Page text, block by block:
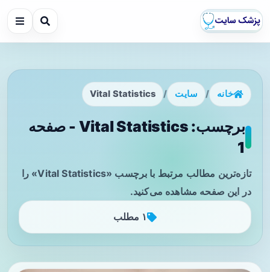
خانه / سایت /
Vital Statistics
برچسب: Vital Statistics - صفحه
1
تازه‌ترین مطالب مرتبط با برچسب «Vital Statistics» را
در این صفحه مشاهده می‌کنید.
۱ مطلب